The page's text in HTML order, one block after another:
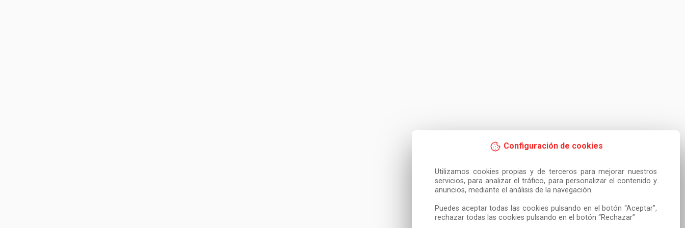
Configuración de cookies
Utilizamos cookies propias y de terceros para mejorar nuestros
servicios, para analizar el tráfico, para personalizar el contenido y
anuncios, mediante el análisis de la navegación.
Puedes aceptar todas las cookies pulsando en el botón “Aceptar”,
rechazar todas las cookies pulsando en el botón “Rechazar”